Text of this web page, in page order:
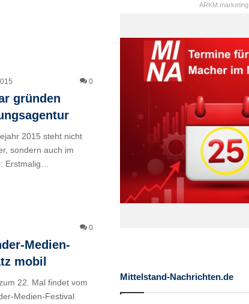
0
gründen
2015 steht nicht
sondern auch im
Erstmalig…
0
Medien-
mobil
22. Mal findet vom
Medien-Festival
ARKM.marketing
Mittelstand-Nachrichten.de